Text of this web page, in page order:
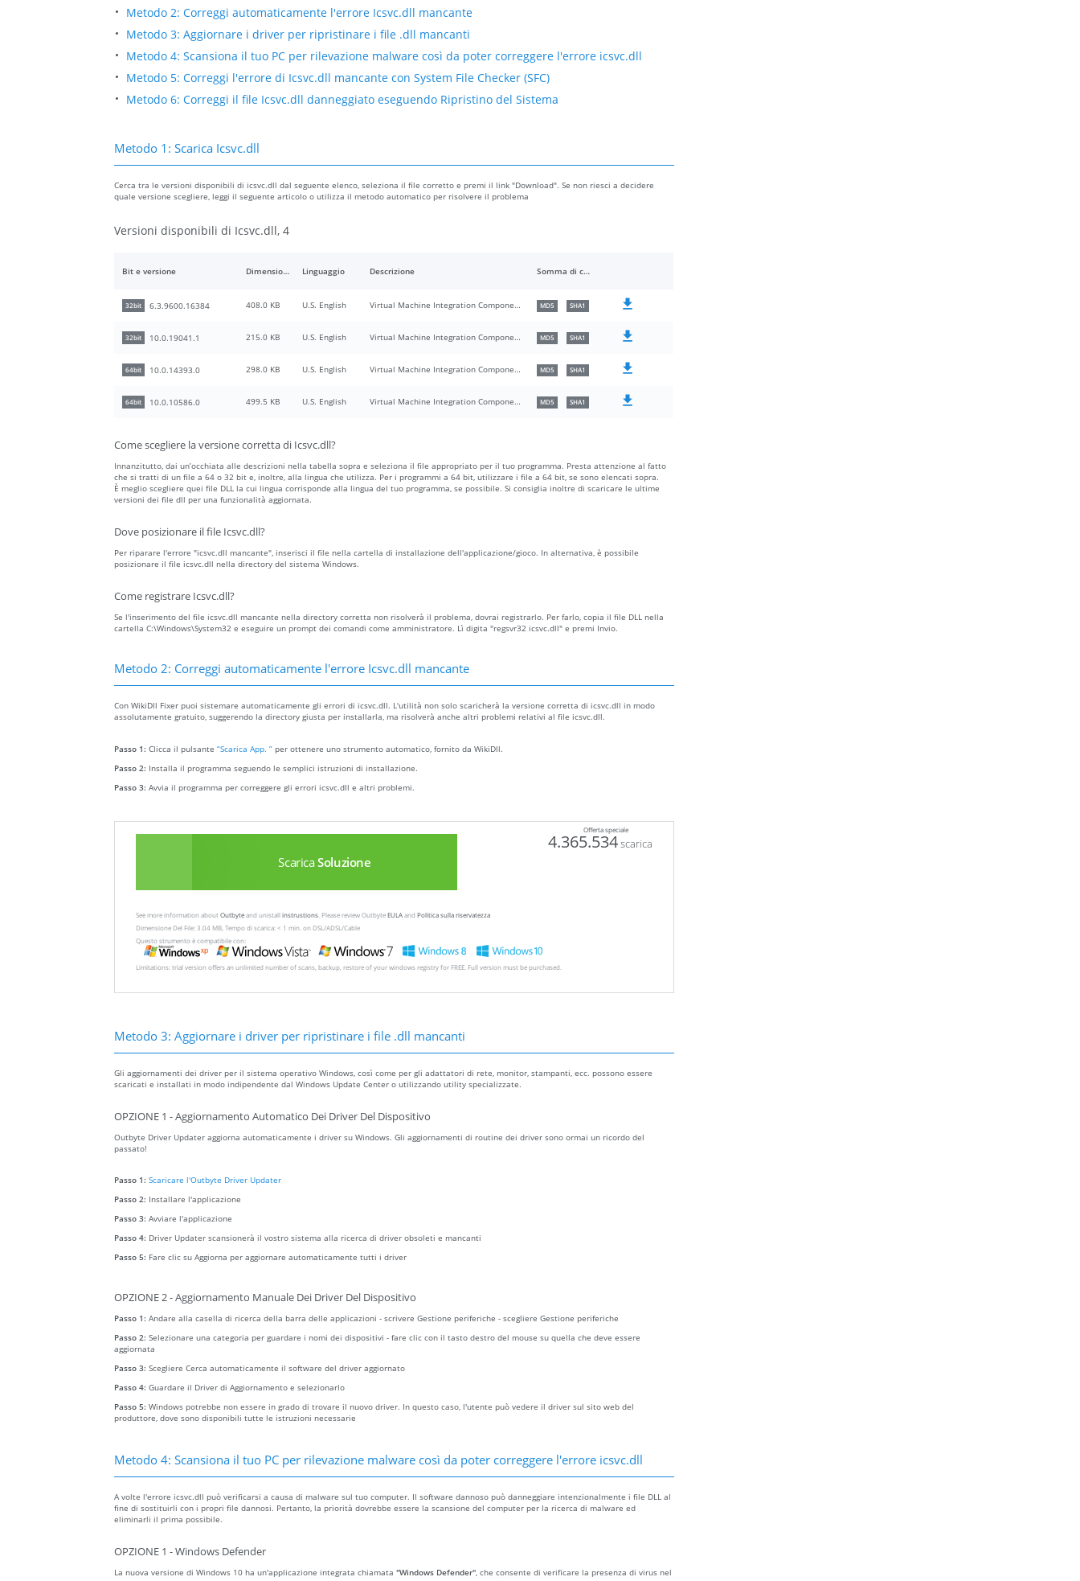
Metodo 2: Correggi automaticamente l'errore Icsvc.dll mancante
Metodo 3: Aggiornare i driver per ripristinare i file .dll mancanti
Metodo 4: Scansiona il tuo PC per rilevazione malware così da poter correggere l'errore icsvc.dll
Metodo 5: Correggi l'errore di Icsvc.dll mancante con System File Checker (SFC)
Metodo 6: Correggi il file Icsvc.dll danneggiato eseguendo Ripristino del Sistema
Metodo 1: Scarica Icsvc.dll
Cerca tra le versioni disponibili di icsvc.dll dal seguente elenco, seleziona il file corretto e premi il link "Download". Se non riesci a decidere
quale versione scegliere, leggi il seguente articolo o utilizza il metodo automatico per risolvere il problema
Versioni disponibili di Icsvc.dll, 4
Bit e versione Dimensione del file Linguaggio Descrizione Somma di controllo
32bit 6.3.9600.16384 408.0 KB U.S. English Virtual Machine Integration Component Service MD5 SHA1
32bit 10.0.19041.1 215.0 KB U.S. English Virtual Machine Integration Component Service MD5 SHA1
64bit 10.0.14393.0 298.0 KB U.S. English Virtual Machine Integration Component Service MD5 SHA1
64bit 10.0.10586.0 499.5 KB U.S. English Virtual Machine Integration Component Service MD5 SHA1
Come scegliere la versione corretta di Icsvc.dll?
Innanzitutto, dai un’occhiata alle descrizioni nella tabella sopra e seleziona il file appropriato per il tuo programma. Presta attenzione al fatto
che si tratti di un file a 64 o 32 bit e, inoltre, alla lingua che utilizza. Per i programmi a 64 bit, utilizzare i file a 64 bit, se sono elencati sopra.
È meglio scegliere quei file DLL la cui lingua corrisponde alla lingua del tuo programma, se possibile. Si consiglia inoltre di scaricare le ultime
versioni dei file dll per una funzionalità aggiornata.
Dove posizionare il file Icsvc.dll?
Per riparare l'errore "icsvc.dll mancante", inserisci il file nella cartella di installazione dell'applicazione/gioco. In alternativa, è possibile
posizionare il file icsvc.dll nella directory del sistema Windows.
Come registrare Icsvc.dll?
Se l'inserimento del file icsvc.dll mancante nella directory corretta non risolverà il problema, dovrai registrarlo. Per farlo, copia il file DLL nella
cartella C:\Windows\System32 e eseguire un prompt dei comandi come amministratore. Lì digita "regsvr32 icsvc.dll" e premi Invio.
Metodo 2: Correggi automaticamente l'errore Icsvc.dll mancante
Con WikiDll Fixer puoi sistemare automaticamente gli errori di icsvc.dll. L'utilità non solo scaricherà la versione corretta di icsvc.dll in modo
assolutamente gratuito, suggerendo la directory giusta per installarla, ma risolverà anche altri problemi relativi al file icsvc.dll.
Passo 1: Clicca il pulsante “Scarica App. ” per ottenere uno strumento automatico, fornito da WikiDll.
Passo 2: Installa il programma seguendo le semplici istruzioni di installazione.
Passo 3: Avvia il programma per correggere gli errori icsvc.dll e altri problemi.
Offerta speciale
ScaricaSoluzione
4.365.534scarica
See more information about Outbyteand unistallinstrustions . Please review OutbyteEULAandPolitica sulla riservatezza
Dimensione Del File: 3.04 MB, Tempo di scarica: < 1 min. on DSL/ADSL/Cable
Questo strumento è compatibile con:
Limitations: trial version offers an unlimited number of scans, backup, restore of your windows registry for FREE. Full version must be purchased.
Metodo 3: Aggiornare i driver per ripristinare i file .dll mancanti
Gli aggiornamenti dei driver per il sistema operativo Windows, così come per gli adattatori di rete, monitor, stampanti, ecc. possono essere
scaricati e installati in modo indipendente dal Windows Update Center o utilizzando utility specializzate.
OPZIONE 1 - Aggiornamento Automatico Dei Driver Del Dispositivo
Outbyte Driver Updater aggiorna automaticamente i driver su Windows. Gli aggiornamenti di routine dei driver sono ormai un ricordo del
passato!
Passo 1: Scaricare l'Outbyte Driver Updater
Passo 2: Installare l'applicazione
Passo 3: Avviare l'applicazione
Passo 4: Driver Updater scansionerà il vostro sistema alla ricerca di driver obsoleti e mancanti
Passo 5: Fare clic su Aggiorna per aggiornare automaticamente tutti i driver
OPZIONE 2 - Aggiornamento Manuale Dei Driver Del Dispositivo
Passo 1: Andare alla casella di ricerca della barra delle applicazioni - scrivere Gestione periferiche - scegliere Gestione periferiche
Passo 2: Selezionare una categoria per guardare i nomi dei dispositivi - fare clic con il tasto destro del mouse su quella che deve essere
aggiornata
Passo 3: Scegliere Cerca automaticamente il software del driver aggiornato
Passo 4: Guardare il Driver di Aggiornamento e selezionarlo
Passo 5: Windows potrebbe non essere in grado di trovare il nuovo driver. In questo caso, l'utente può vedere il driver sul sito web del
produttore, dove sono disponibili tutte le istruzioni necessarie
Metodo 4: Scansiona il tuo PC per rilevazione malware così da poter correggere l'errore icsvc.dll
A volte l'errore icsvc.dll può verificarsi a causa di malware sul tuo computer. Il software dannoso può danneggiare intenzionalmente i file DLL al
fine di sostituirli con i propri file dannosi. Pertanto, la priorità dovrebbe essere la scansione del computer per la ricerca di malware ed
eliminarli il prima possibile.
OPZIONE 1 - Windows Defender
La nuova versione di Windows 10 ha un'applicazione integrata chiamata "Windows Defender", che consente di verificare la presenza di virus nel